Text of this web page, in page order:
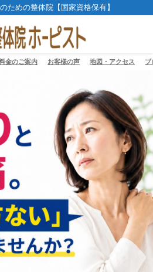
ための整体院【国家資格保有】
金のご案内 お客様の声 地図・アクセス ブ